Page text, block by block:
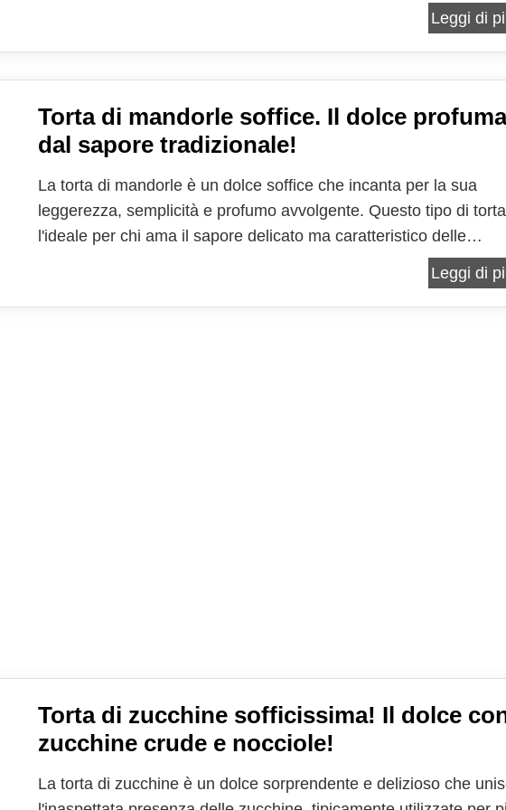
pangoccioli alla fragranza caratteristica del caffè, creando una
Leggi di
Torta di mandorle soffice. Il dolce
dal sapore tradizionale!
La torta di mandorle è un dolce soffice che incanta per la sua
leggerezza, semplicità e profumo avvolgente. Questo tipo di
l'ideale per chi ama il sapore delicato ma caratteristico delle
mandorle, che conferiscono non solo un gusto irresistibile, ma
anche una consistenza che rende il dolce particolarmente...
Leggi di
Torta di zucchine sofficissima! Il dolce
zucchine crude e nocciole!
La torta di zucchine è un dolce sorprendente e delizioso che